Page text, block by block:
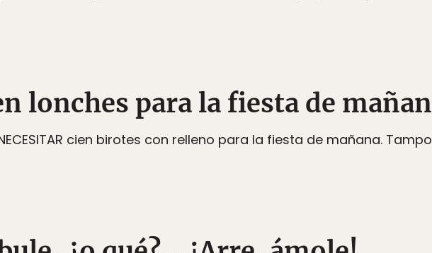
lonches para la fiesta de
cien birotes con relleno para la fiesta de mañana.